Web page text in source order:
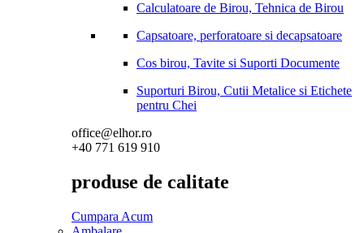
Calculatoare de Birou, Tehnica de Birou
Capsatoare, perforatoare si decapsatoare
Cos birou, Tavite si Suporti Documente
Suporturi Birou, Cutii Metalice si Etichete
pentru Chei
office@elhor.ro
+40 771 619 910
produse de calitate
Cumpara Acum